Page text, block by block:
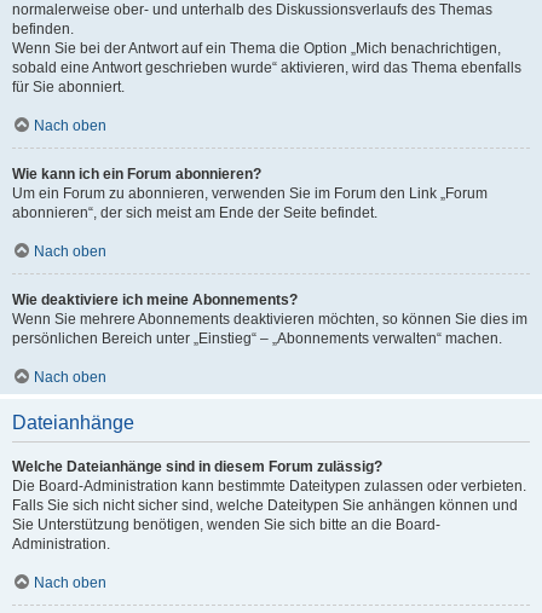
normalerweise ober- und unterhalb des Diskussionsverlaufs des Themas
befinden.
Wenn Sie bei der Antwort auf ein Thema die Option „Mich benachrichtigen,
sobald eine Antwort geschrieben wurde“ aktivieren, wird das Thema ebenfalls
für Sie abonniert.
Nach oben
Wie kann ich ein Forum abonnieren?
Um ein Forum zu abonnieren, verwenden Sie im Forum den Link „Forum
abonnieren“, der sich meist am Ende der Seite befindet.
Nach oben
Wie deaktiviere ich meine Abonnements?
Wenn Sie mehrere Abonnements deaktivieren möchten, so können Sie dies im
persönlichen Bereich unter „Einstieg“ – „Abonnements verwalten“ machen.
Nach oben
Dateianhänge
Welche Dateianhänge sind in diesem Forum zulässig?
Die Board-Administration kann bestimmte Dateitypen zulassen oder verbieten.
Falls Sie sich nicht sicher sind, welche Dateitypen Sie anhängen können und
Sie Unterstützung benötigen, wenden Sie sich bitte an die Board-
Administration.
Nach oben